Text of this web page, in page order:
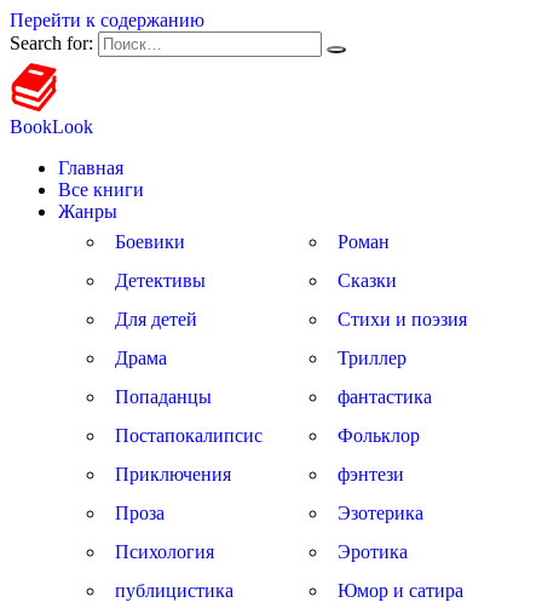
Перейти к содержанию
Search for:
BookLook
Главная
Все книги
Жанры
Боевики
Детективы
Для детей
Драма
Попаданцы
Постапокалипсис
Приключения
Проза
Психология
публицистика
Роман
Сказки
Стихи и поэзия
Триллер
фантастика
Фольклор
фэнтези
Эзотерика
Эротика
Юмор и сатира